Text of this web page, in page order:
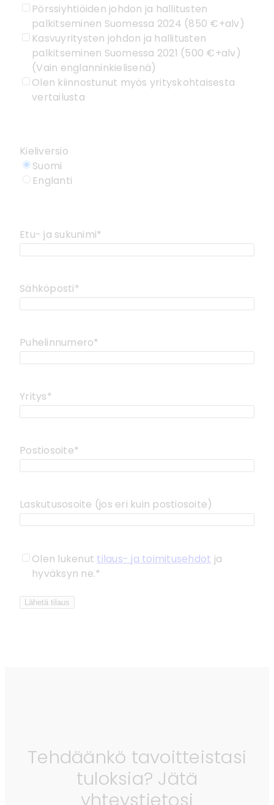
Valitse
vaihtoehdot
Pörssiyhtiöiden johdon ja hallitusten
palkitseminen Suomessa 2024 (850 €+alv)
Kasvuyritysten johdon ja hallitusten
palkitseminen Suomessa 2021 (500 €+alv)
(Vain englanninkielisenä)
Olen kiinnostunut myös yrityskohtaisesta
vertailusta
Kieliversio
Suomi
Englanti
Etu- ja sukunimi*
Sähköposti*
Puhelinnumero*
Yritys*
Postiosoite*
Laskutusosoite (jos eri kuin postiosoite)
Consent*
Olen lukenut tilaus- ja toimitusehdot ja
hyväksyn ne.*
Tehdäänkö tavoitteistasi
tuloksia? Jätä
yhteystietosi